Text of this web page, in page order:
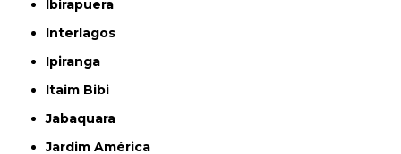
Ibirapuera
Interlagos
Ipiranga
Itaim Bibi
Jabaquara
Jardim América